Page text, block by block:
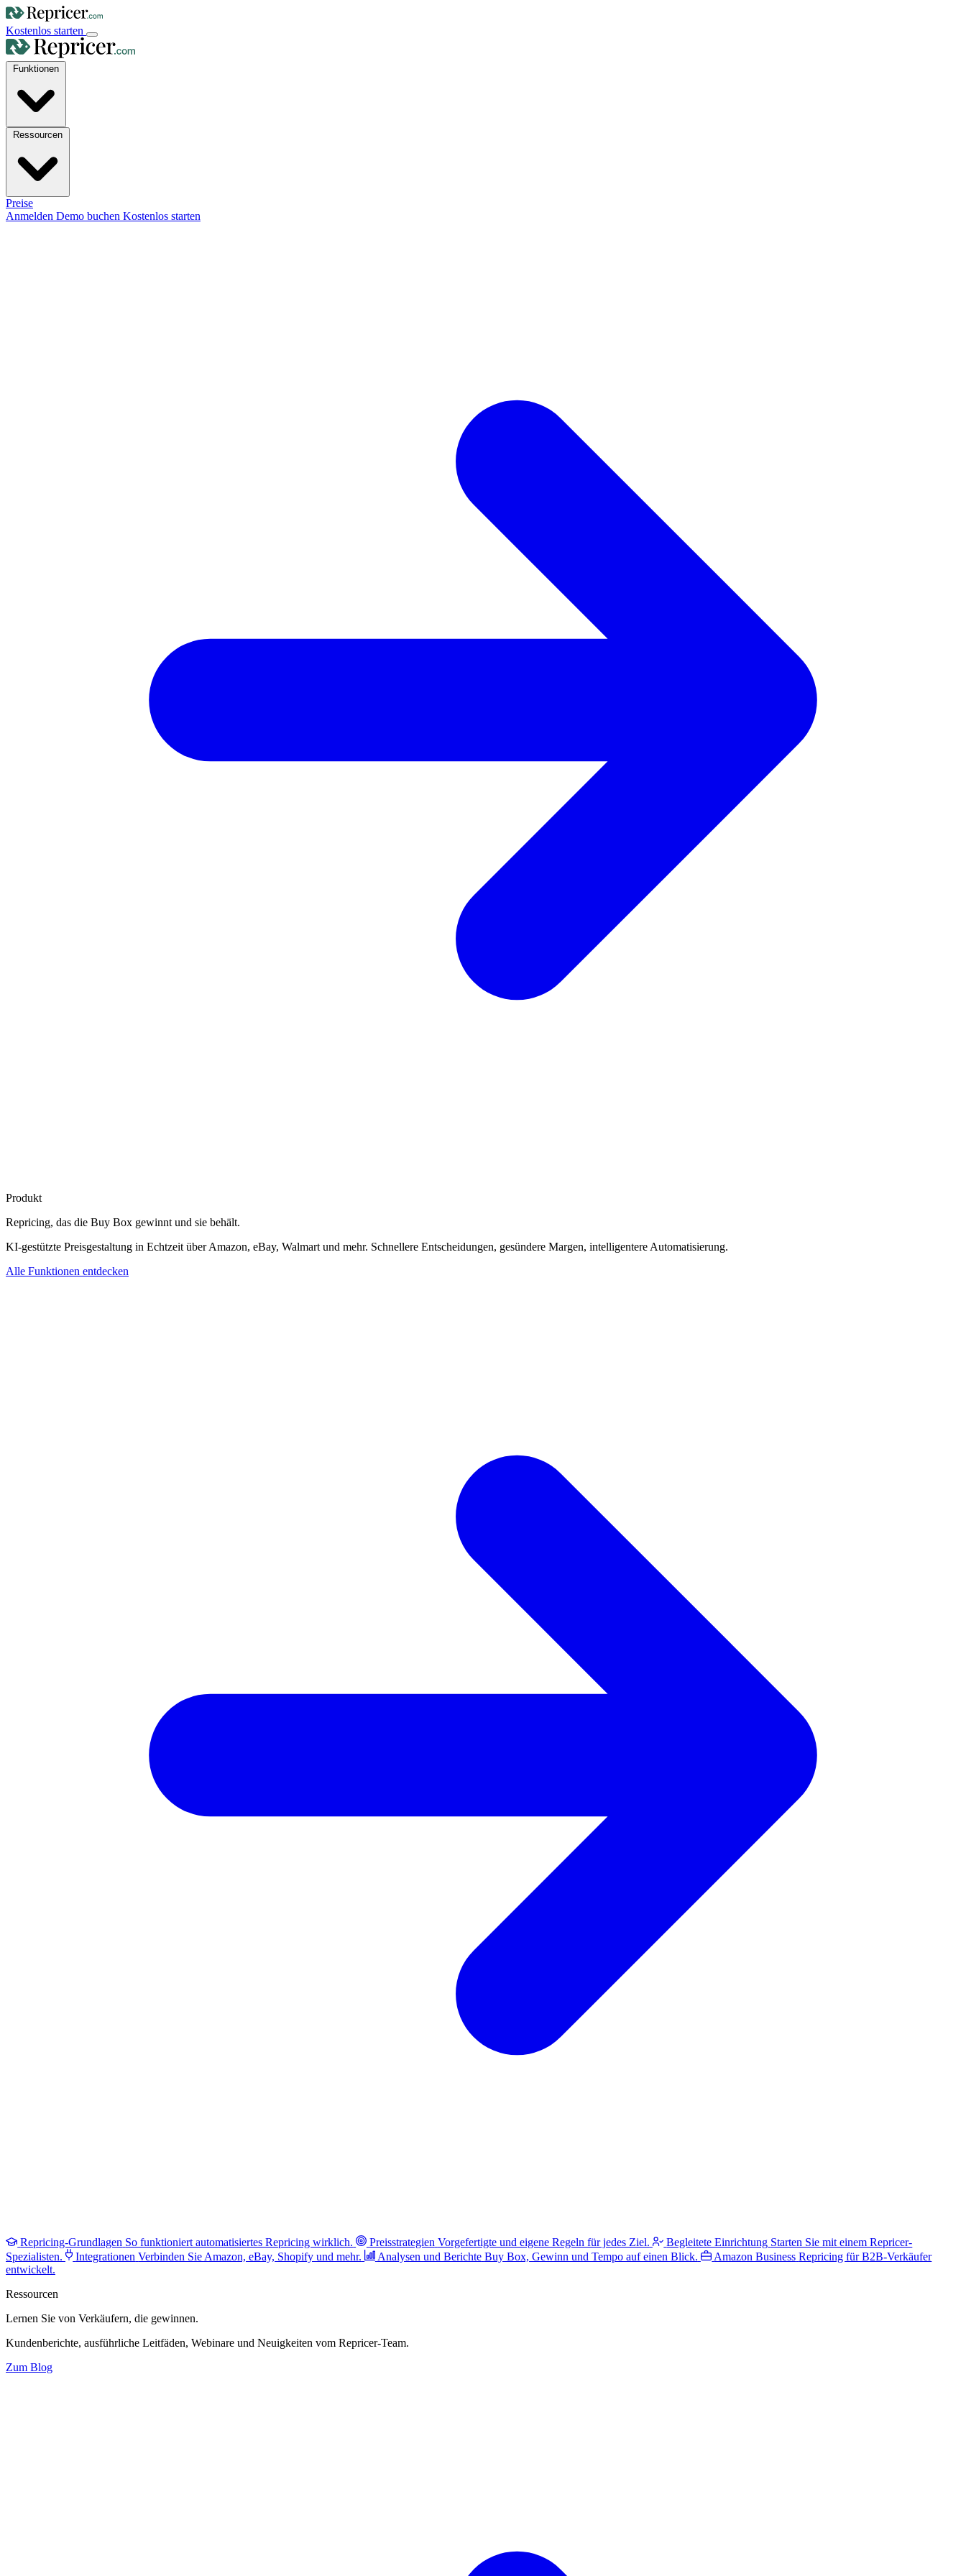
Kostenlos starten
Preise
Anmelden Demo buchen Kostenlos starten
Produkt
Repricing, das die Buy Box gewinnt und sie behält.
KI-gestützte Preisgestaltung in Echtzeit über Amazon, eBay, Walmart und mehr. Schnellere Entscheidungen, gesündere Margen, intelligentere Automatisierung.
Alle Funktionen entdecken
Repricing-Grundlagen So funktioniert automatisiertes Repricing wirklich. Preisstrategien Vorgefertigte und eigene Regeln für jedes Ziel. Begleitete Einrichtung Starten Sie mit einem Repricer-
Spezialisten.
Integrationen Verbinden Sie Amazon, eBay, Shopify und mehr. Analysen und Berichte Buy Box, Gewinn und Tempo auf einen Blick. Amazon Business Repricing für B2B-Verkäufer
entwickelt.
Ressourcen
Lernen Sie von Verkäufern, die gewinnen.
Kundenberichte, ausführliche Leitfäden, Webinare und Neuigkeiten vom Repricer-Team.
Zum Blog